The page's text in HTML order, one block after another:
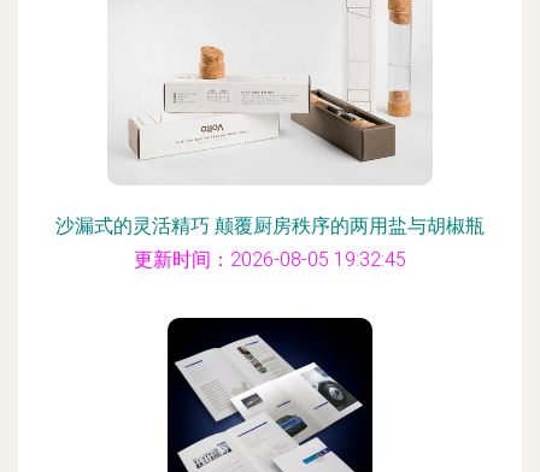
沙漏式的灵活精巧 颠覆厨房秩序的两用盐与胡椒瓶
更新时间：2026-08-05 19:32:45